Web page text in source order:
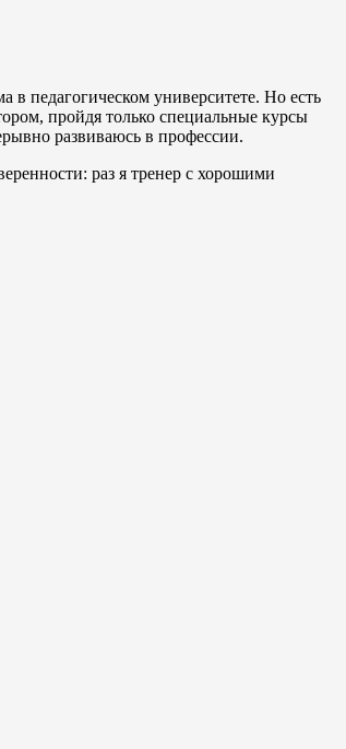
в педагогическом университете. Но есть
пройдя только специальные курсы
развиваюсь в профессии.
раз я тренер с хорошими